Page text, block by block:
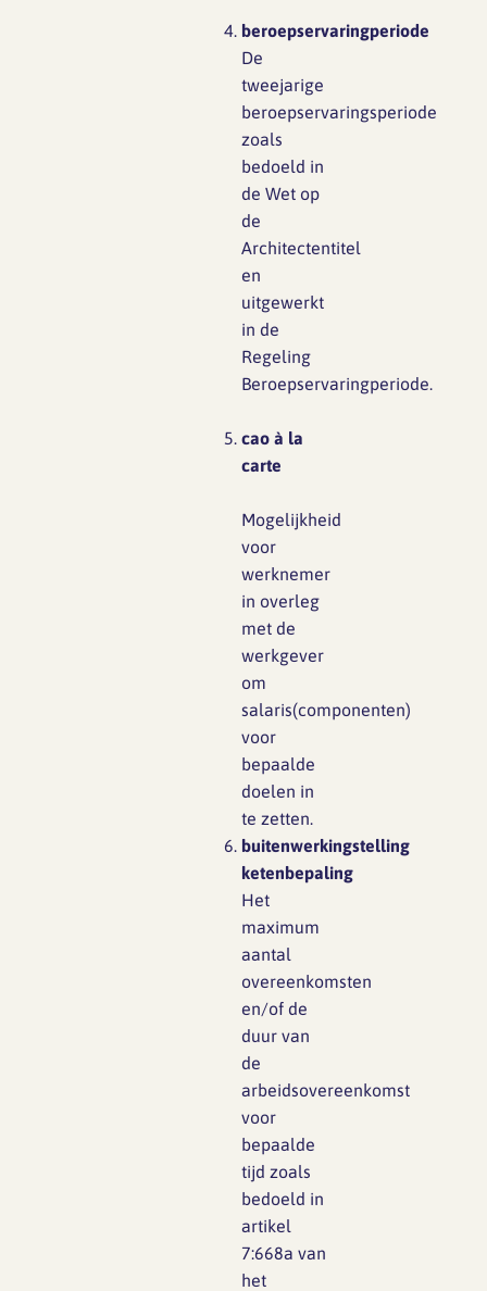
beroepservaringperiode
De
tweejarige
beroepservaringsperiode
zoals
bedoeld in
de Wet op
de
Architectentitel
en
uitgewerkt
in de
Regeling
Beroepservaringperiode.
cao à la
carte
Mogelijkheid
voor
werknemer
in overleg
met de
werkgever
om
salaris(componenten)
voor
bepaalde
doelen in
te zetten.
buitenwerkingstelling
ketenbepaling
Het
maximum
aantal
overeenkomsten
en/of de
duur van
de
arbeidsovereenkomst
voor
bepaalde
tijd zoals
bedoeld in
artikel
7:668a van
het